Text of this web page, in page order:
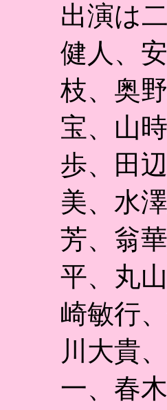
出演は
健人、
枝、奥
宝、山
歩、田
美、水
芳、翁
平、丸
崎敏行
川大貴
一、春